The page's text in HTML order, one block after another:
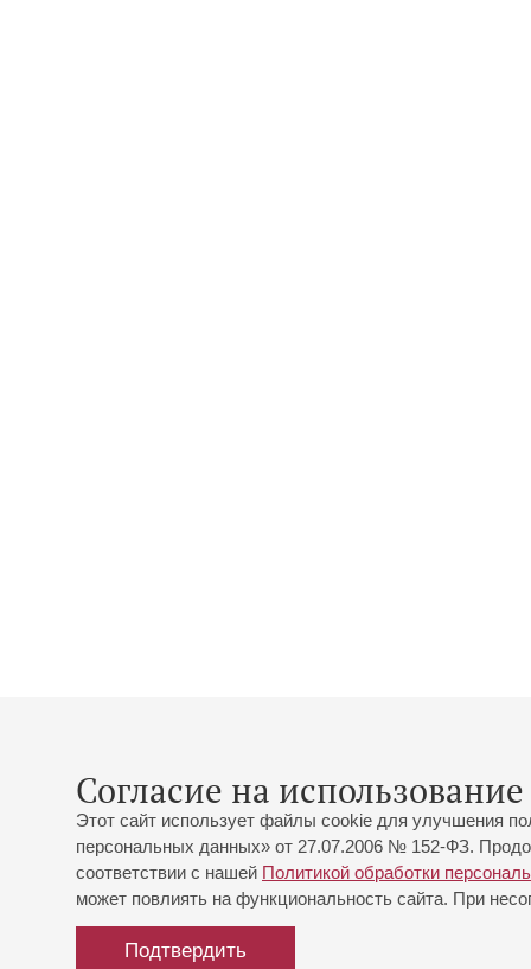
Согласие на
Этот сайт использует файлы cookie для улучшения
персональных данных» от 27.07.2006 № 152-ФЗ.
соответствии с нашей Политикой обработки
может повлиять на функциональность сайта. При
Подтвердить